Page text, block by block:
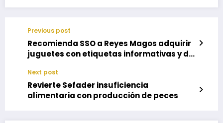
Previous post
Recomienda SSO a Reyes Magos adquirir
juguetes con etiquetas informativas y de
Next post
Revierte Sefader insuficiencia
alimentaria con producción de peces